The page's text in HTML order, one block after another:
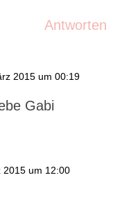
Antworten
2015 um 00:19
Gabi
2015 um 12:00